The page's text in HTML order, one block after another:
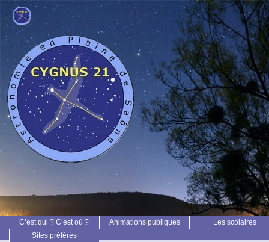
C’est qui ? C’est où ? Animations publiques
Les scolaires
Sites préférés